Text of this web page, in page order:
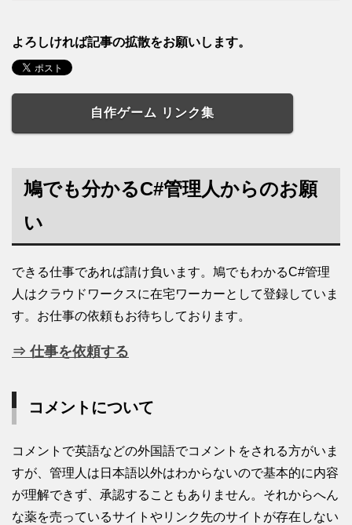
よろしければ記事の拡散をお願いします。
自作ゲーム リンク集
鳩でも分かるC#管理人からのお願
い
できる仕事であれば請け負います。鳩でもわかるC#管理
人はクラウドワークスに在宅ワーカーとして登録していま
す。お仕事の依頼もお待ちしております。
⇒ 仕事を依頼する
コメントについて
コメントで英語などの外国語でコメントをされる方がいま
すが、管理人は日本語以外はわからないので基本的に内容
が理解できず、承認することもありません。それからへん
な薬を売っているサイトやリンク先のサイトが存在しない